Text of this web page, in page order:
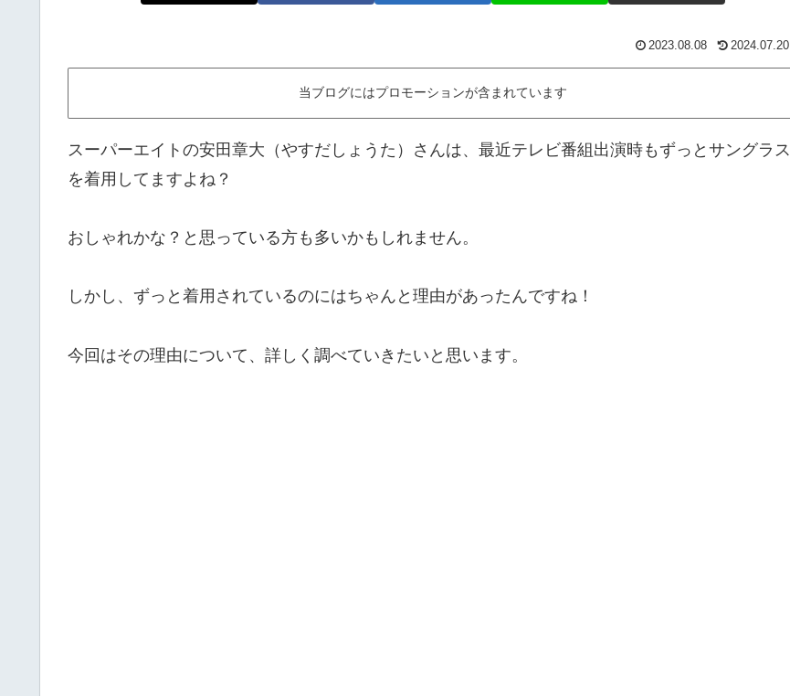
2023.08.08 2024.07.20
当ブログにはプロモーションが含まれています
スーパーエイトの安田章大（やすだしょうた）さんは、最近テレビ番組出演時もずっとサングラス
を着用してますよね？
おしゃれかな？と思っている方も多いかもしれません。
しかし、ずっと着用されているのにはちゃんと理由があったんですね！
今回はその理由について、詳しく調べていきたいと思います。